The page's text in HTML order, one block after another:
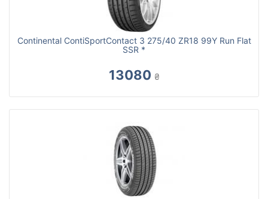
Continental ContiSportContact 3 275/40 ZR18 99Y Run Flat
SSR *
13080 ₴